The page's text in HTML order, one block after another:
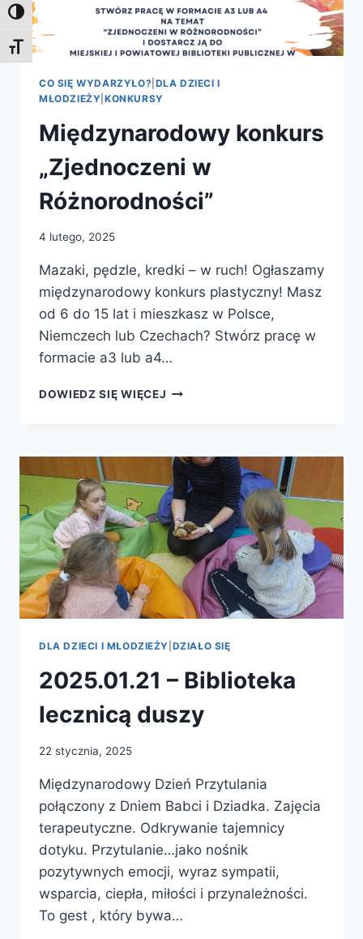
Toggle High Contrast
Toggle Font size
CO SIĘ WYDARZYŁO? DLA DZIECI I
MŁODZIEŻY KONKURSY
Międzynarodowy konkurs
„Zjednoczeni w
Różnorodności”
4 lutego, 2025
Mazaki, pędzle, kredki – w ruch! Ogłaszamy
międzynarodowy konkurs plastyczny! Masz
od 6 do 15 lat i mieszkasz w Polsce,
Niemczech lub Czechach? Stwórz pracę w
formacie a3 lub a4…
DOWIEDZ SIĘ WIĘCEJ MIĘDZYNARODOWY
RÓŻNORODNOŚCI”
DLA DZIECI I MŁODZIEŻY DZIAŁO SIĘ
2025.01.21 – Biblioteka
lecznicą duszy
22 stycznia, 2025
Międzynarodowy Dzień Przytulania
połączony z Dniem Babci i Dziadka. Zajęcia
terapeutyczne. Odkrywanie tajemnicy
dotyku. Przytulanie…jako nośnik
pozytywnych emocji, wyraz sympatii,
wsparcia, ciepła, miłości i przynależności.
To gest , który bywa…